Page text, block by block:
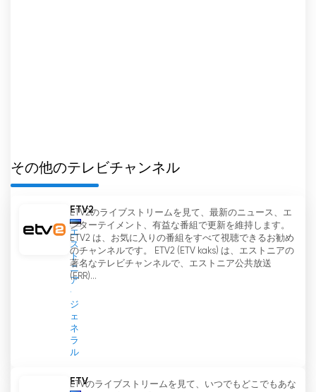
ETV+ ライブ TV ストリーミングを見る
その他のテレビチャンネル
ETV2
エ
ス
ト
ニ
ア
ジ
ェ
ネ
ラ
ル
ETV2のライブストリームを見て、最新のニュース、エ
ンターテイメント、有益な番組で更新を維持します。
ETV2 は、お気に入りの番組をすべて視聴できるお勧め
のチャンネルです。 ETV2 (ETV kaks) は、エストニアの
著名なテレビチャンネルで、エストニア公共放送
(ERR)...
ETV
ETVのライブストリームを見て、いつでもどこでもあな